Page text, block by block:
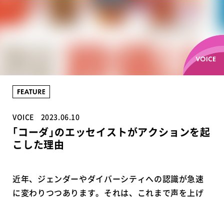
VOICE 2023.06.10
｢コーダ｣のエッセイストがアクションを起
こした理由
近年、ジェンダーやダイバーシティへの認識が急速
に変わりつつあります。それは、これまで声を上げ